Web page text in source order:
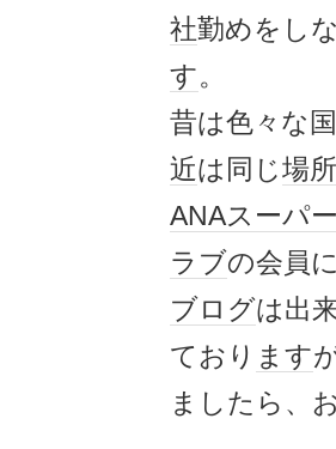
社勤めをし
す。
昔は色々な
近は同じ場所
ANAスーパ
ラブの会員
ブログは出
ており ます
ましたら、